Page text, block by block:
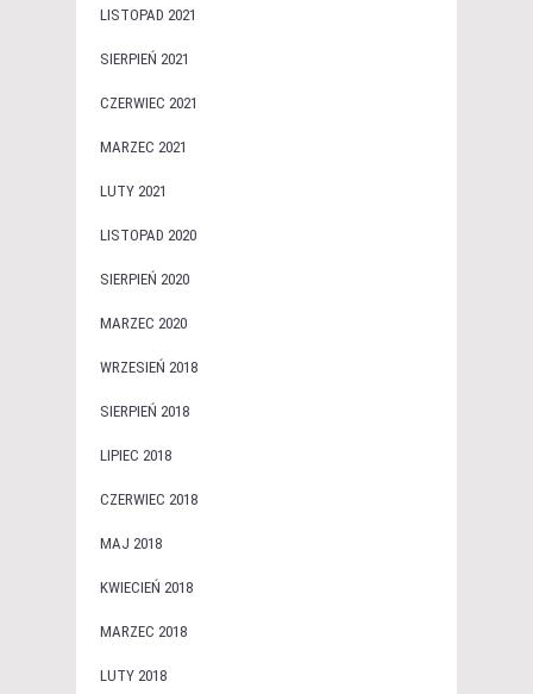
LISTOPAD 2021
SIERPIEŃ 2021
CZERWIEC 2021
MARZEC 2021
LUTY 2021
LISTOPAD 2020
SIERPIEŃ 2020
MARZEC 2020
WRZESIEŃ 2018
SIERPIEŃ 2018
LIPIEC 2018
CZERWIEC 2018
MAJ 2018
KWIECIEŃ 2018
MARZEC 2018
LUTY 2018